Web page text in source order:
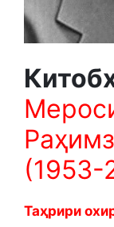
(1953-
Таҳрири